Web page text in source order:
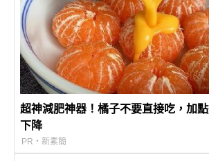
超神減肥神器！橘子不要直接吃，加
下降
PR・新素簡